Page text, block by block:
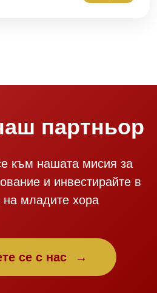
партньор
към нашата мисия за
и инвестирайте в
младите хора
се с нас →